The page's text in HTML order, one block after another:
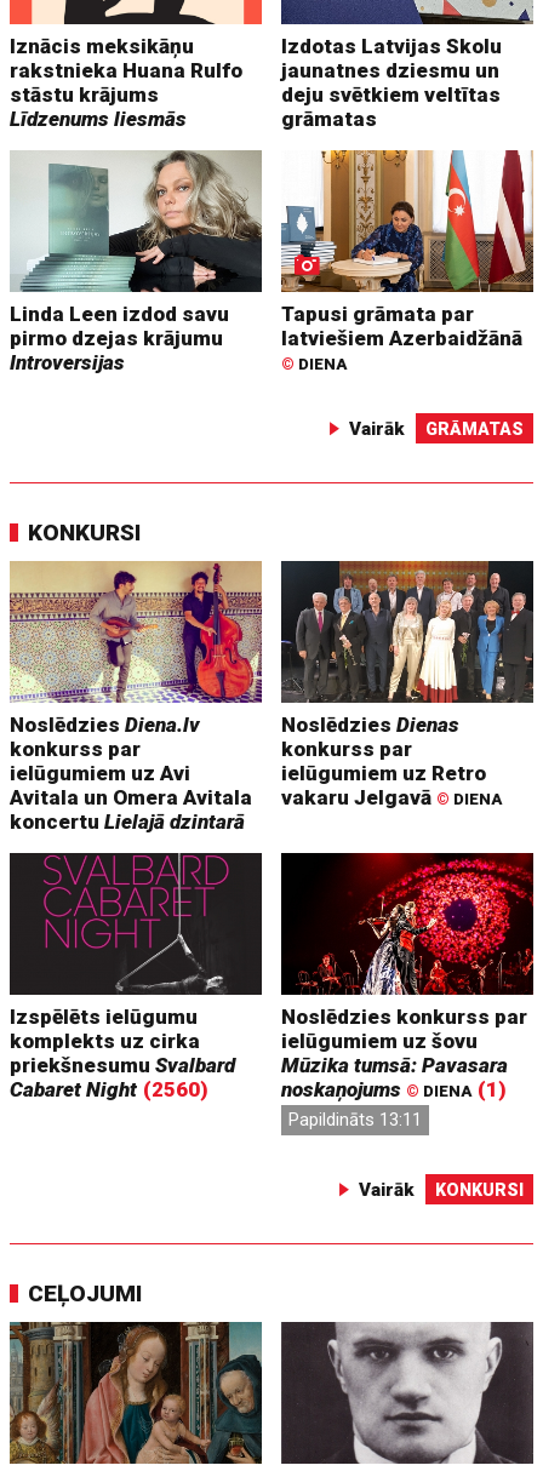
Iznācis meksikāņu
rakstnieka Huana Rulfo
stāstu krājums
Līdzenums liesmās
Izdotas Latvijas Skolu
jaunatnes dziesmu un
deju svētkiem veltītas
grāmatas
Linda Leen izdod savu
pirmo dzejas krājumu
Introversijas
Tapusi grāmata par
latviešiem Azerbaidžānā
© DIENA
Vairāk GRĀMATAS
KONKURSI
NoslēdziesDiena.lv
konkurss par
ielūgumiem uz Avi
Avitala un Omera Avitala
koncertuLielajā dzintarā
NoslēdziesDienas
konkurss par
ielūgumiem uz Retro
vakaru Jelgavā © DIENA
Izspēlēts ielūgumu
komplekts uz cirka
priekšnesumuSvalbard
Cabaret Night (2560)
Noslēdzies konkurss par
ielūgumiem uz šovu
Mūzika tumsā: Pavasara
noskaņojums © DIENA (1)
Papildināts 13:11
Vairāk KONKURSI
CEĻOJUMI